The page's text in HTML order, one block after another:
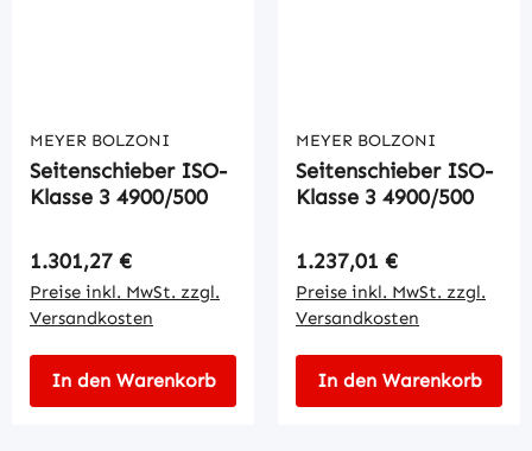
MEYER BOLZONI
Seitenschieber ISO-
Klasse 3 4900/500
Regulärer Preis:
1.301,27 €
Preise inkl. MwSt. zzgl.
Versandkosten
In den Warenkorb
MEYER BOLZONI
Seitenschieber ISO-
Klasse 3 4900/500
Regulärer Preis:
1.237,01 €
Preise inkl. MwSt. zzgl.
Versandkosten
In den Warenkorb